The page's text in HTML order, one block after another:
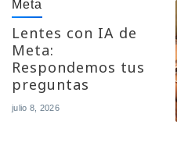
Meta
Lentes con IA de
Meta:
Respondemos tus
preguntas
julio 8, 2026